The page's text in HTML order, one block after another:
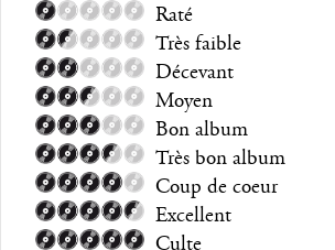
Raté
Très faible
Décevant
Moyen
Bon album
Très bon album
Coup de coeur
Excellent
Culte